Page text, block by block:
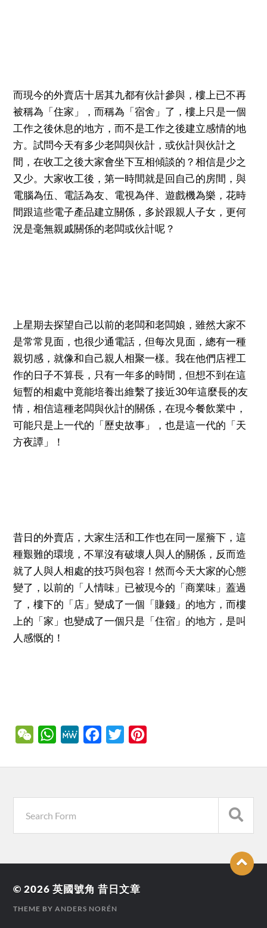
而現今的外賣店十居其九都有伙計參與，樓上已不再
被稱為「住家」，而稱為「宿舍」了，樓上只是一個
工作之後休息的地方，而不是工作之後建立感情的地
方。試問今天有多少老闆與伙計，或伙計與伙計之
間，在收工之後大家會坐下互相傾談的？相信是少之
又少。大家收工後，第一時間就是回自己的房間，與
電腦為伍、電話為友、電視為伴、遊戲機為樂，花時
間跟這些電子產品建立關係，多於跟親人子女，更何
況是毫無親戚關係的老闆或伙計呢？
上星期去探望自己以前的老闆和老闆娘，雖然大家不
是常常見面，也很少通電話，但每次見面，總有一種
親切感，就像和自己親人相聚一樣。我在他們店裡工
作的日子不算長，只有一年多的時間，但想不到在這
短暫的相處中竟能培養出維繫了接近30年這麼長的友
情，相信這種老闆與伙計的關係，在現今餐飲業中，
可能只是上一代的「歷史故事」，也是這一代的「天
方夜譚」！
昔日的外賣店，大家生活和工作也在同一屋簷下，這
種艱難的環境，不單沒有破壞人與人的關係，反而造
就了人與人相處的技巧與包容！然而今天大家的心態
變了，以前的「人情味」已被現今的「商業味」蓋過
了，樓下的「店」變成了一個「賺錢」的地方，而樓
上的「家」也變成了一個只是「住宿」的地方，是叫
人感慨的！
WeChatWhatsApp
MeWe Facebook
Twitter
© 2026英國號角 昔日文章
THEME BYANDERS NORÉN